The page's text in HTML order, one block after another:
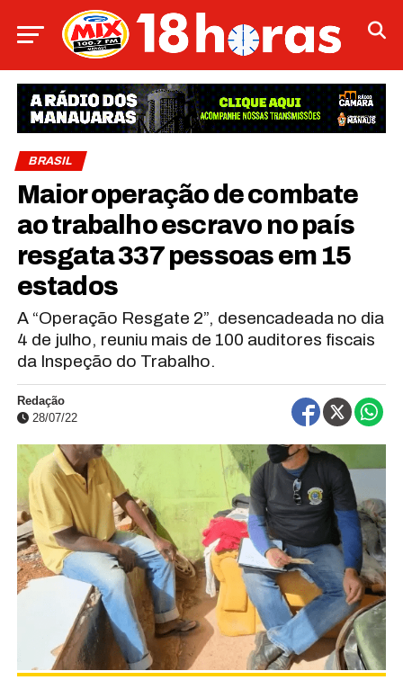
BRASIL
Maior operação de combate
ao trabalho escravo no país
resgata 337 pessoas em 15
estados
A “Operação Resgate 2”, desencadeada no dia
4 de julho, reuniu mais de 100 auditores fiscais
da Inspeção do Trabalho.
Redação
28/07/22